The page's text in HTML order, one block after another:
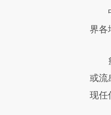
中
界各
疾
或流
现任